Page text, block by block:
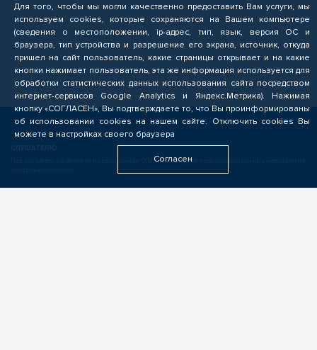
СЛУШАТЕЛЮ
Подача заявок на обучение по программам ОПП, прохождение профориентационных мероприятий,
Для того, чтобы мы могли качественно предоставить Вам услуги, мы
используем cookies, которые сохраняются на Вашем компьютере
(сведения о местоположении, ip-адрес, тип, язык, версия ОС и
браузера, тип устройства и разрешение его экрана, источник, откуда
пришел на сайт пользователь, какие страницы открывает и на какие
кнопки нажимает пользователь, эта же информация используется для
обработки статистических данных использования сайта посредством
интернет-сервисов Google Analytics и Яндекс.Метрика). Нажимая
кнопку «СОГЛАСЕН», Вы подтверждаете то, что Вы проинформированы
об использовании cookies на нашем сайте. Отключить cookies Вы
можете в настройках своего браузера
Согласен